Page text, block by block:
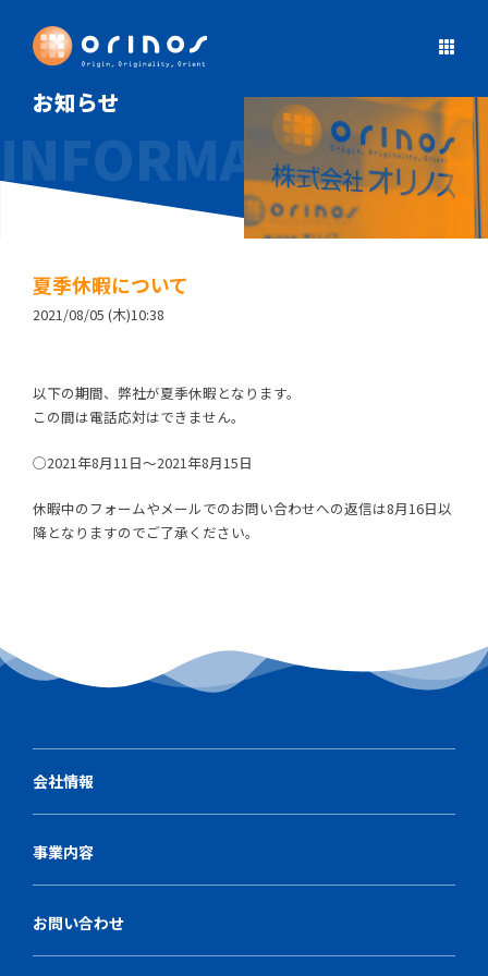
お知らせ
夏季休暇について
2021/08/05 (木)10:38
以下の期間、弊社が夏季休暇となります。
この間は電話応対はできません。
◯2021年8月11日～2021年8月15日
休暇中のフォームやメールでのお問い合わせへの返信は8月16日以
降となりますのでご了承ください。
会社情報
事業内容
お問い合わせ